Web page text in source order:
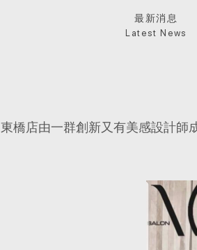
最新消息
Latest News
東橋店由一群創新又有美感設計師